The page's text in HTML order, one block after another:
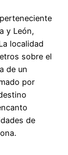
y León,
localidad
sobre el
de un
por
de